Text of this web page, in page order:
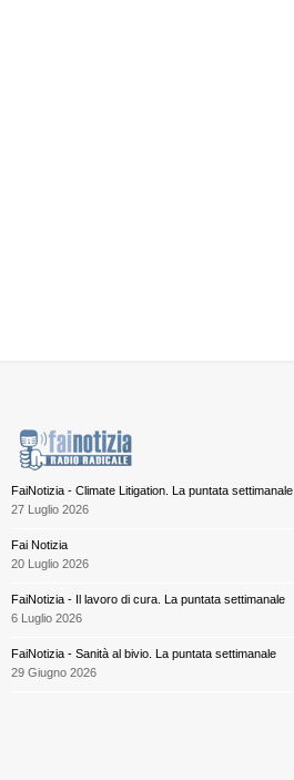
FaiNotizia - Climate Litigation. La puntata settimanale
27 Luglio 2026
Fai Notizia
20 Luglio 2026
FaiNotizia - Il lavoro di cura. La puntata settimanale
6 Luglio 2026
FaiNotizia - Sanità al bivio. La puntata settimanale
29 Giugno 2026